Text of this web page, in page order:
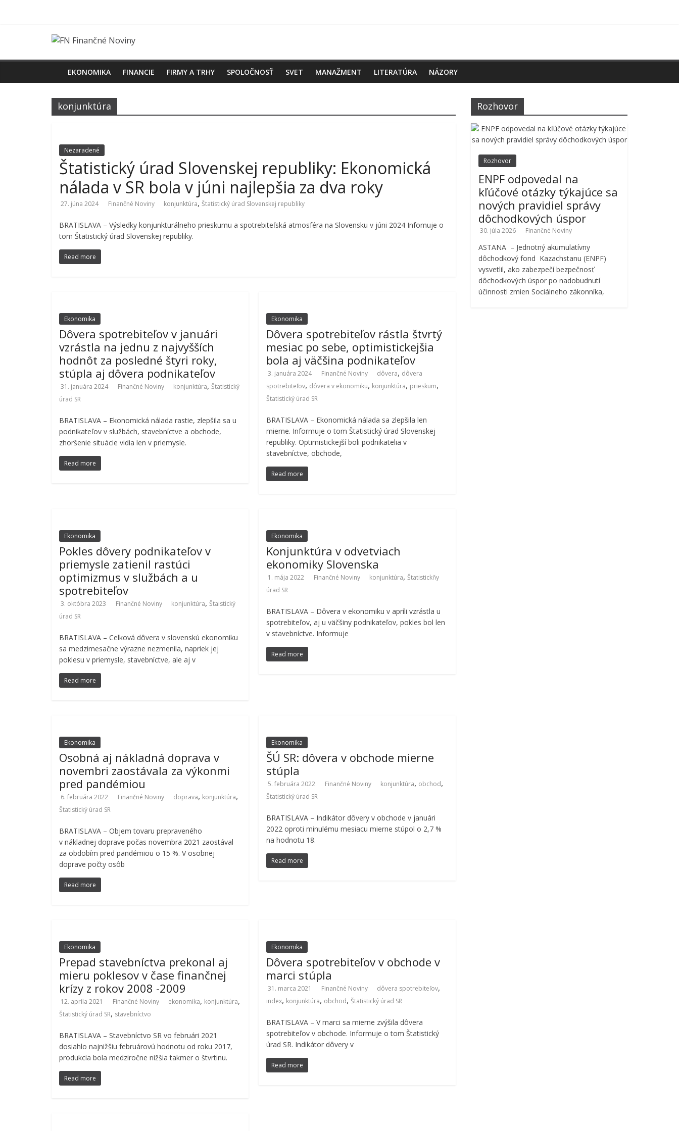
FN
Finančné
Noviny
ekonomike
spoločnosti
EKONOMIKA FINANCIE FIRMY A TRHY SPOLOČNOSŤ SVET MANAŽMENT LITERATÚRA NÁZORY
konjunktúra
Nezaradené
Štatistický úrad Slovenskej republiky: Ekonomická
nálada v SR bola v júni najlepšia za dva roky
27. júna 2024 Finančné Noviny konjunktúra, Štatistický úrad Slovenskej republiky
BRATISLAVA – Výsledky konjunkturálneho prieskumu a spotrebiteľská atmosféra na Slovensku v júni 2024 Infomuje o
tom Štatistický úrad Slovenskej republiky.
Read more
Ekonomika
Dôvera spotrebiteľov v januári
vzrástla na jednu z najvyšších
hodnôt za posledné štyri roky,
stúpla aj dôvera podnikateľov
31. januára 2024 Finančné Noviny konjunktúra, Štatistický
úrad SR
BRATISLAVA – Ekonomická nálada rastie, zlepšila sa u
podnikateľov v službách, stavebníctve a obchode,
zhoršenie situácie vidia len v priemysle.
Read more
Ekonomika
Dôvera spotrebiteľov rástla štvrtý
mesiac po sebe, optimistickejšia
bola aj väčšina podnikateľov
3. januára 2024 Finančné Noviny dôvera, dôvera
spotrebiteľov, dôvera v ekonomiku, konjunktúra, prieskum,
Štatistický úrad SR
BRATISLAVA – Ekonomická nálada sa zlepšila len
mierne. Informuje o tom Štatistický úrad Slovenskej
republiky. Optimistickejší boli podnikatelia v
stavebníctve, obchode,
Read more
Ekonomika
Pokles dôvery podnikateľov v
priemysle zatienil rastúci
optimizmus v službách a u
spotrebiteľov
3. októbra 2023 Finančné Noviny konjunktúra, Štaistický
úrad SR
BRATISLAVA – Celková dôvera v slovenskú ekonomiku
sa medzimesačne výrazne nezmenila, napriek jej
poklesu v priemysle, stavebníctve, ale aj v
Read more
Ekonomika
Konjunktúra v odvetviach
ekonomiky Slovenska
1. mája 2022 Finančné Noviny konjunktúra,Štatistickňy
úrad SR
BRATISLAVA – Dôvera v ekonomiku v apríli vzrástla u
spotrebiteľov, aj u väčšiny podnikateľov, pokles bol len
v stavebníctve. Informuje
Read more
Ekonomika
Osobná aj nákladná doprava v
novembri zaostávala za výkonmi
pred pandémiou
6. februára 2022 Finančné Noviny doprava, konjunktúra,
Štatistický úrad SR
BRATISLAVA – Objem tovaru prepraveného
v nákladnej doprave počas novembra 2021 zaostával
za obdobím pred pandémiou o 15 %. V osobnej
doprave počty osôb
Read more
Ekonomika
ŠÚ SR: dôvera v obchode mierne
stúpla
5. februára 2022 Finančné Noviny konjunktúra, obchod,
Štatistický úrad SR
BRATISLAVA – Indikátor dôvery v obchode v januári
2022 oproti minulému mesiacu mierne stúpol o 2,7 %
na hodnotu 18.
Read more
Ekonomika
Prepad stavebníctva prekonal aj
mieru poklesov v čase finančnej
krízy z rokov 2008 -2009
12. apríla 2021 Finančné Noviny ekonomika, konjunktúra,
Štatistický úrad SR, stavebníctvo
BRATISLAVA – Stavebníctvo SR vo februári 2021
dosiahlo najnižšiu februárovú hodnotu od roku 2017,
produkcia bola medziročne nižšia takmer o štvrtinu.
Read more
Ekonomika
Dôvera spotrebiteľov v obchode v
marci stúpla
31. marca 2021 Finančné Noviny dôvera spotrebiteľov,
index, konjunktúra, obchod,Štatistický úrad SR
BRATISLAVA – V marci sa mierne zvýšila dôvera
spotrebiteľov v obchode. Informuje o tom Štatistický
úrad SR. Indikátor dôvery v
Read more
Rozhovor
Rozhovor
ENPF odpovedal na
kľúčové otázky týkajúce sa
nových pravidiel správy
dôchodkových úspor
30. júla 2026 Finančné Noviny
ASTANA – Jednotný akumulatívny
dôchodkový fond Kazachstanu (ENPF)
vysvetlil, ako zabezpečí bezpečnosť
dôchodkových úspor po nadobudnutí
účinnosti zmien Sociálneho zákonníka,